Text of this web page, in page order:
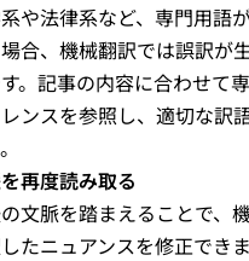
や法律系など、専門用語
合、機械翻訳では誤訳が
。記事の内容に合わせて
ンスを参照し、適切な訳
再度読み取る
文脈を踏まえることで、
たニュアンスを修正でき